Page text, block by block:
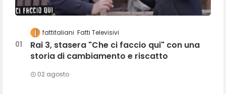
fattitaliani Fatti Televisivi
Rai 3, stasera "Che ci faccio qui" con una
storia di cambiamento e riscatto
02 agosto